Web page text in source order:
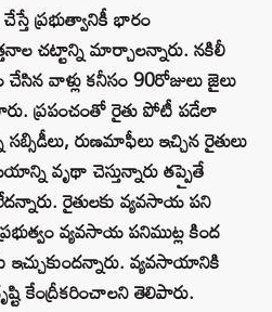
ప్రభుత్వానికీ భారం
చట్టాన్ని మార్చాలన్నారు. నకిలీ
వాళ్లు కనీసం 90రోజులు జైలు
ప్రపంచంతో రైతు పోటీ పడేలా
రుణమాఫీలు ఇచ్చిన రైతులు
వృథా చెస్తున్నారు తప్పైతే
రైతులకు వ్యవసాయ పని
వ్యవసాయ పనిముట్ల కింద
ఇచ్చుకుందన్నారు. వ్యవసాయానికి
కేంద్రీకరించాలని తెలిపారు.